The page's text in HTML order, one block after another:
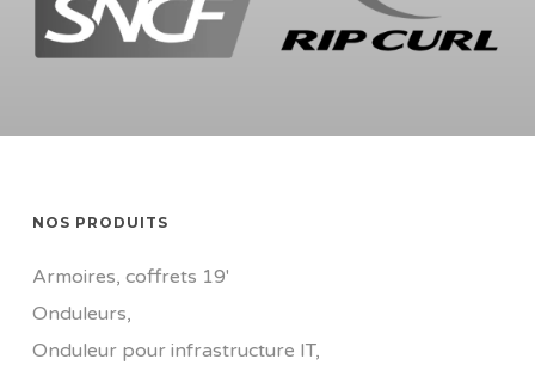
NOS PRODUITS
Armoires, coffrets 19'
Onduleurs,
Onduleur pour infrastructure IT,